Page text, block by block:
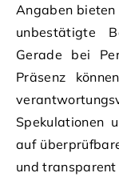
Angaben
unbestätigte
Gerade bei
Präsenz
Spekulationen
auf
und